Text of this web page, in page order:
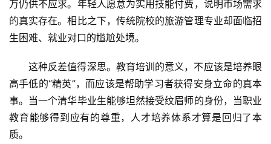
乡
村
振
智
慧
旅
游
登录 注册
万仍供不应求。年轻人愿意为实用技能付费，说明市场需求
的真实存在。相比之下，传统院校的旅游管理专业却面临招
生困难、就业对口的尴尬处境。
这种反差值得深思。教育培训的意义，不应该是培养眼
高手低的“精英”，而应该是帮助学习者获得安身立命的真本
事。当一个清华毕业生能够坦然接受纹眉师的身份，当职业
教育能够得到应有的尊重，人才培养体系才算是回归了本
质。